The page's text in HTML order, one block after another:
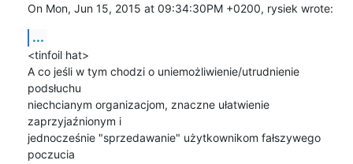
On Mon, Jun 15, 2015 at 09:34:30PM +0200, rysiek wrote:
...
<tinfoil hat>
A co jeśli w tym chodzi o uniemożliwienie/utrudnienie
podsłuchu
niechcianym organizacjom, znaczne ułatwienie
zaprzyjaźnionym i
jednocześnie "sprzedawanie" użytkownikom fałszywego
poczucia